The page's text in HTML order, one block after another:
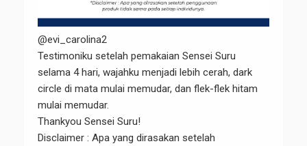
@evi_carolina2
Testimoniku setelah pemakaian Sensei Suru
selama 4 hari, wajahku menjadi lebih cerah, dark
circle di mata mulai memudar, dan flek-flek hitam
mulai memudar.
Thankyou Sensei Suru!
Disclaimer : Apa yang dirasakan setelah